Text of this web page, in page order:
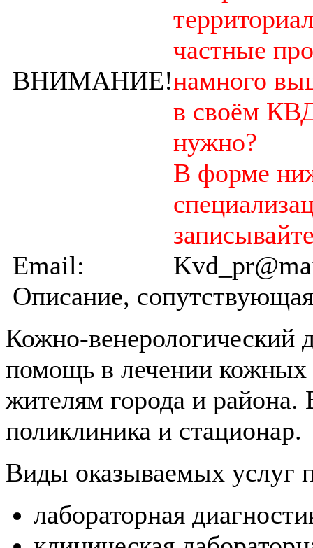
ВНИМАНИЕ!
частные
намного
в своём
нужно?
В форме
Email:
Описание,
Кожно-венерологический
помощь в лечении кожных
жителям города и
поликлиника и стационар.
Виды оказываемых услуг
лабораторная